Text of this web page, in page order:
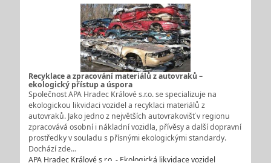
Recyklace a zpracování materiálů z autovraků –
ekologický přístup a úspora
Společnost APA Hradec Králové s.r.o. se specializuje na
ekologickou likvidaci vozidel a recyklaci materiálů z
autovraků. Jako jedno z největších autovrakovišť v regionu
zpracovává osobní i nákladní vozidla, přívěsy a další dopravní
prostředky v souladu s přísnými ekologickými standardy.
Dochází zde…
APA Hradec Králové s.r.o. - Ekologická likvidace vozidel